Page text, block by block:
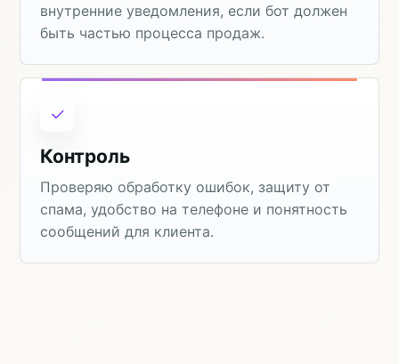
внутренние уведомления, если бот должен
быть частью процесса продаж.
Контроль
Проверяю обработку ошибок, защиту от
спама, удобство на телефоне и понятность
сообщений для клиента.